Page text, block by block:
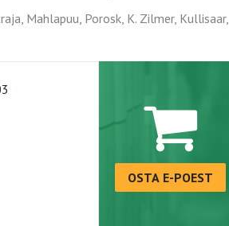
Mahlapuu, Porosk, K. Zilmer, Kullisaar,
OSTA E-POEST